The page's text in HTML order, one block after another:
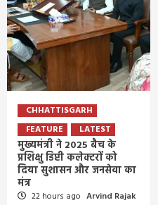
CHHATTISGARH
FEATURE
LATEST
मुख्यमंत्री ने 2025 बैच के
प्रशिक्षु डिप्टी कलेक्टरों को
दिया सुशासन और जनसेवा का
मंत्र
22 hours ago Arvind Rajak